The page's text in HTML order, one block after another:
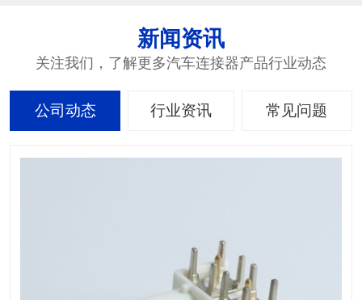
新闻资讯
关注我们，了解更多汽车连接器产品行业动态
公司动态 行业资讯 常见问题